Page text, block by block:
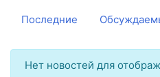
Последние
Нет новостей для